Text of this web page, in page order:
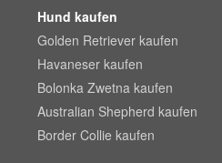
Hund kaufen
Golden Retriever kaufen
Havaneser kaufen
Bolonka Zwetna kaufen
Australian Shepherd kaufen
Border Collie kaufen